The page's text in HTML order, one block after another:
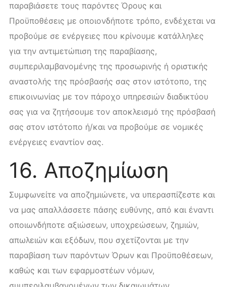
παραβιάσετε τους παρόντες Όρους και
Προϋποθέσεις με οποιονδήποτε τρόπο, ενδέχεται να
προβούμε σε ενέργειες που κρίνουμε κατάλληλες
για την αντιμετώπιση της παραβίασης,
συμπεριλαμβανομένης της προσωρινής ή οριστικής
αναστολής της πρόσβασής σας στον ιστότοπο, της
επικοινωνίας με τον πάροχο υπηρεσιών διαδικτύου
σας για να ζητήσουμε τον αποκλεισμό της πρόσβασή
σας στον ιστότοπο ή/και να προβούμε σε νομικές
ενέργειες εναντίον σας.
16. Αποζημίωση
Συμφωνείτε να αποζημιώνετε, να υπερασπίζεστε και
να μας απαλλάσσετε πάσης ευθύνης, από και έναντι
οποιωνδήποτε αξιώσεων, υποχρεώσεων, ζημιών,
απωλειών και εξόδων, που σχετίζονται με την
παραβίαση των παρόντων Όρων και Προϋποθέσεων,
καθώς και των εφαρμοστέων νόμων,